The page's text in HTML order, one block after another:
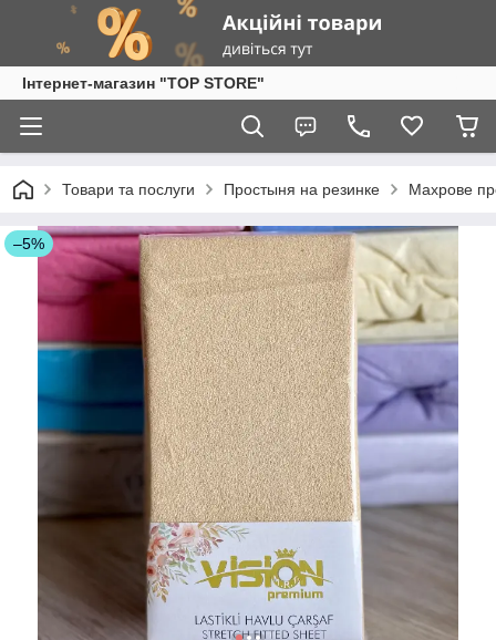
Інтернет-магазин "TOP STORE"
Товари та послуги Простыня на резинке Махрове
–5%